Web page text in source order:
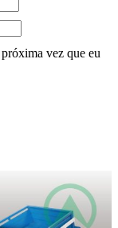
vez que eu